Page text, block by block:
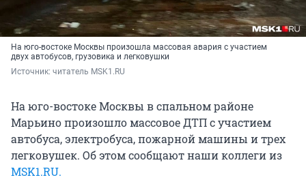
На юго-востоке Москвы произошла массовая авария с участием
двух автобусов, грузовика и легковушки
Источник: читатель MSK1.RU
На юго-востоке Москвы в спальном районе
Марьино произошло массовое ДТП с участием
автобуса, электробуса, пожарной машины и трех
легковушек. Об этом сообщают наши коллеги из
MSK1.RU.